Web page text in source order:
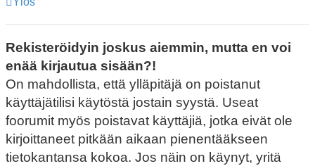
Rekisteröidyin joskus aiemmin, mutta en voi
enää kirjautua sisään?!
On mahdollista, että ylläpitäjä on poistanut
käyttäjätilisi käytöstä jostain syystä. Useat
foorumit myös poistavat käyttäjiä, jotka eivät ole
kirjoittaneet pitkään aikaan pienentääkseen
tietokantansa kokoa. Jos näin on käynyt, yritä